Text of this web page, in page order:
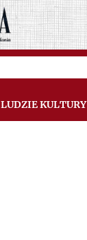
Ludzie Kultury